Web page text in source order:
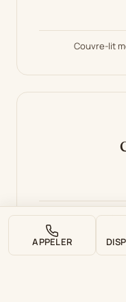
Couvre-lit
Lit
APPELER